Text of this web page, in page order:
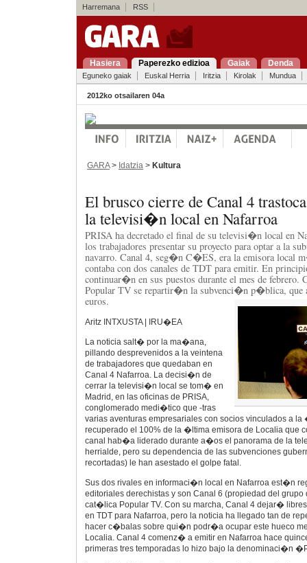
Harremana RSS
Hasiera Paperezko edizioa Gaiak Denda
Eguneko gaiak Euskal Herria Iritzia Kirolak Mundua
2012ko otsailaren 04a
GARA> Idatzia > Kultura
El brusco cierre de Canal 4
la televisi�n local en Nafarroa
PRISA ha decretado el final de su televisi�n local en
los trabajadores presentar su proyecto para optar a la
navarro. Canal 4, seg�n C�ES, era la emisora local
contaba con dos canales de TDT para emitir. En
continuar�n en sus puestos durante el mes de
Popular TV se repartir�n la subvenci�n p�blica, que
euros.
Aritz INTXUSTA | IRU�EA
La noticia salt� por la ma�ana,
pillando desprevenidos a la veintena
de trabajadores que quedaban en
Canal 4 Nafarroa. La decisi�n de
cerrar la televisi�n local se tom� en
Madrid, en las oficinas de PRISA,
conglomerado medi�tico que -tras
varias aventuras empresariales con socios vinculados a
recuperado el 100% de la �ltima emisora de Localia que
canal hab�a liderado durante a�os el panorama de la
herrialde, pero su dependencia de las subvenciones
recortadas) le han asestado el golpe fatal.
Sus dos rivales en informaci�n local en Nafarroa est�n
editoriales derechistas y son Canal 6 (propiedad del grupo
cat�lica Popular TV. Con su marcha, Canal 4 dejar�
en TDT para Nafarroa, pero la noticia ha llegado tan de
hacer c�balas sobre qui�n podr�a ocupar este hueco
Localia. Canal 4 comenz� a emitir en Nafarroa hace
primeras tres temporadas lo hizo bajo la denominaci�n